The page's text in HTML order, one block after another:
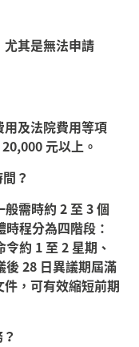
其是無法申請
及法院費用等項
元以上。
？
需時約 2 至 3 個
程分為四階段：
約 1 至 2 星期、
後 28 日異議期屆滿
，可有效縮短前期